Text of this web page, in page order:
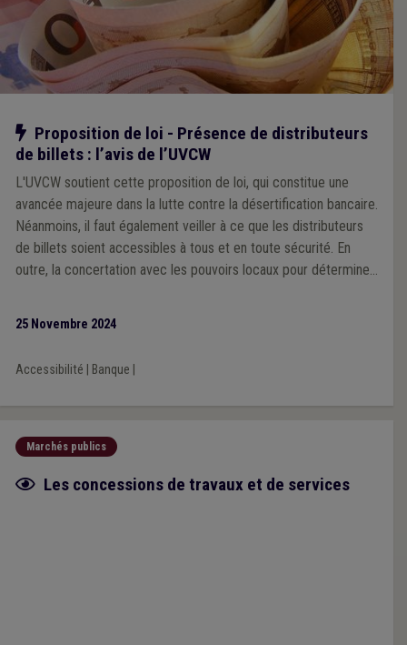
Notre action
Proposition de loi - Présence de distributeurs
de billets : l’avis de l’UVCW
L'UVCW soutient cette proposition de loi, qui constitue une
avancée majeure dans la lutte contre la désertification bancaire.
Néanmoins, il faut également veiller à ce que les distributeurs
de billets soient accessibles à tous et en toute sécurité. En
outre, la concertation avec les pouvoirs locaux pour déterminer
25 Novembre 2024
Accessibilité Banque
Marchés publics
Fiche focus
Les concessions de travaux et de services